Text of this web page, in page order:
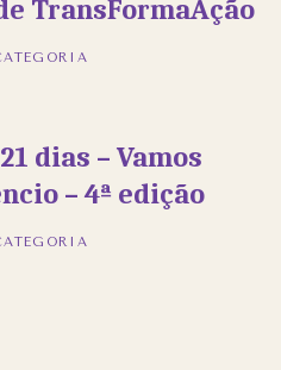
TransFormaAção
dias – Vamos
– 4ª edição